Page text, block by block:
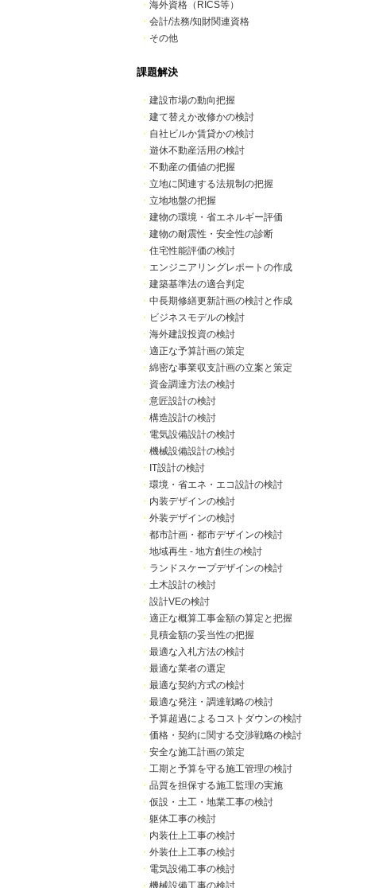
・ 海外資格（RICS等）
・ 会計/法務/知財関連資格
・ その他
課題解決
・ 建設市場の動向把握
・ 建て替えか改修かの検討
・ 自社ビルか賃貸かの検討
・ 遊休不動産活用の検討
・ 不動産の価値の把握
・ 立地に関連する法規制の把握
・ 立地地盤の把握
・ 建物の環境・省エネルギー評価
・ 建物の耐震性・安全性の診断
・ 住宅性能評価の検討
・ エンジニアリングレポートの作成
・ 建築基準法の適合判定
・ 中長期修繕更新計画の検討と作成
・ ビジネスモデルの検討
・ 海外建設投資の検討
・ 適正な予算計画の策定
・ 綿密な事業収支計画の立案と策定
・ 資金調達方法の検討
・ 意匠設計の検討
・ 構造設計の検討
・ 電気設備設計の検討
・ 機械設備設計の検討
・ IT設計の検討
・ 環境・省エネ・エコ設計の検討
・ 内装デザインの検討
・ 外装デザインの検討
・ 都市計画・都市デザインの検討
・ 地域再生 - 地方創生の検討
・ ランドスケープデザインの検討
・ 土木設計の検討
・ 設計VEの検討
・ 適正な概算工事金額の算定と把握
・ 見積金額の妥当性の把握
・ 最適な入札方法の検討
・ 最適な業者の選定
・ 最適な契約方式の検討
・ 最適な発注・調達戦略の検討
・ 予算超過によるコストダウンの検討
・ 価格・契約に関する交渉戦略の検討
・ 安全な施工計画の策定
・ 工期と予算を守る施工管理の検討
・ 品質を担保する施工監理の実施
・ 仮設・土工・地業工事の検討
・ 躯体工事の検討
・ 内装仕上工事の検討
・ 外装仕上工事の検討
・ 電気設備工事の検討
・ 機械設備工事の検討